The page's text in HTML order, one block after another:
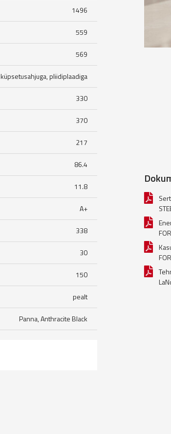
1496
559
569
küpsetusahjuga, pliidiplaadiga
330
370
217
86.4
11.8
A+
338
30
150
pealt
Panna, Anthracite Black